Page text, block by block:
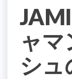
ャマ
シュ